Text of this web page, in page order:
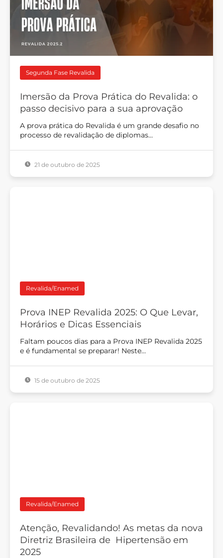
Segunda Fase Revalida
Imersão da Prova Prática do Revalida: o
passo decisivo para a sua aprovação
A prova prática do Revalida é um grande desafio no
processo de revalidação de diplomas…
21 de outubro de 2025
Revalida/Enamed
Prova INEP Revalida 2025: O Que Levar,
Horários e Dicas Essenciais
Faltam poucos dias para a Prova INEP Revalida 2025
e é fundamental se preparar! Neste…
15 de outubro de 2025
Revalida/Enamed
Atenção, Revalidando! As metas da nova
Diretriz Brasileira de Hipertensão em
2025